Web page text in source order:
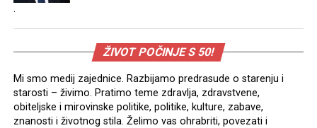
.
ŽIVOT POČINJE S 50!
Mi smo medij zajednice. Razbijamo predrasude o starenju i
starosti – živimo. Pratimo teme zdravlja, zdravstvene,
obiteljske i mirovinske politike, politike, kulture, zabave,
znanosti i životnog stila. Želimo vas ohrabriti, povezati i